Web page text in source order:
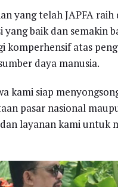
yang telah JAPFA
baik dan semakin
komperhensif atas
daya manusia.
kami siap
pasar nasional
layanan kami untuk